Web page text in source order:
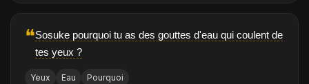
❝Sosuke pourquoi tu as des gouttes d'eau qui coulent de
tes yeux ?
Yeux Eau Pourquoi